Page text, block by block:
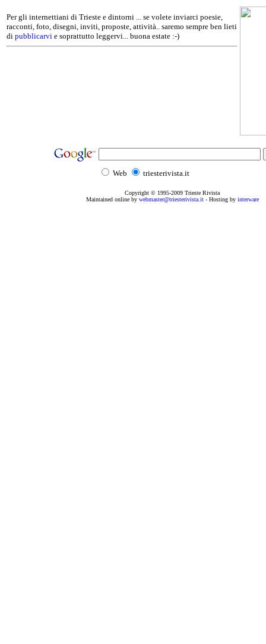
Per gli internettiani di Trieste e dintorni ... se volete inviarci poesie,
racconti, foto, disegni, inviti, proposte, attività.. saremo sempre ben lieti
di pubblicarvi e soprattutto leggervi... buona estate :-)
Web triesterivista.it
Copyright © 1995-2009 Trieste Rivista
Maintained online by webmaster@triesterivista.it- Hosting by interware